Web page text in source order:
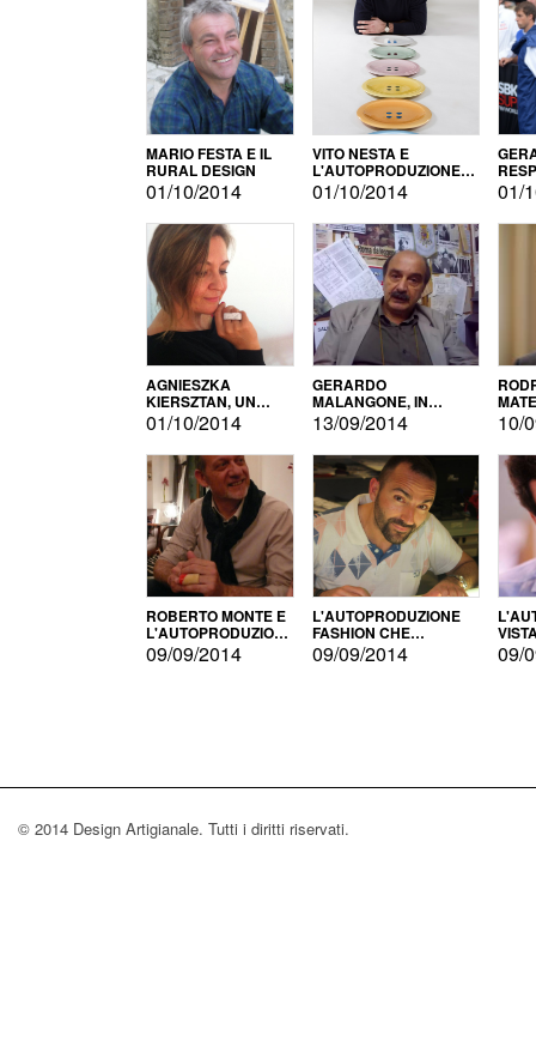
MARIO FESTA E IL
RURAL DESIGN
01/10/2014
VITO NESTA E
L'AUTOPRODUZIONE
COME RECUPERO DEI
SIMBOLI
01/10/2014 01/
AGNIESZKA
KIERSZTAN, UN
MODELLO DI
AUTOPRODUZIONE
01/10/2014
GERARDO
MALANGONE, IN
GIURIA PER IL
CONCORSO
LETTERARIO
13/09/2014 10/
ROBERTO MONTE E
L'AUTOPRODUZIONE
CON IL CENSIMENTO
09/09/2014
L'AUTOPRODUZIONE
FASHION CHE
CONQUISTA GLI USA
09/09/2014 09/
© 2014 Design Artigianale. Tutti i diritti riservati.